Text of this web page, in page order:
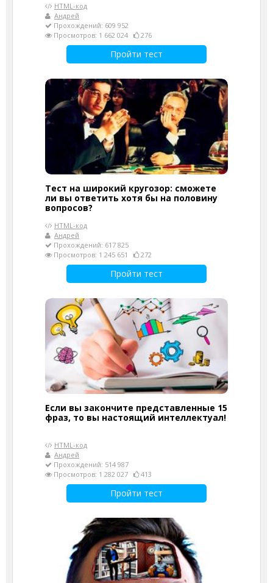
HTML-код
Андрей
Прохождений: 609 952
Просмотров: 1 662 024
276
Пройти тест
Тест на широкий кругозор: сможете
ли вы ответить хотя бы на половину
вопросов?
HTML-код
Андрей
Прохождений: 617 825
Просмотров: 1 245 651
272
Пройти тест
Если вы закончите представленные 15
фраз, то вы настоящий интеллектуал!
HTML-код
Андрей
Прохождений: 514 987
Просмотров: 1 282 027
413
Пройти тест